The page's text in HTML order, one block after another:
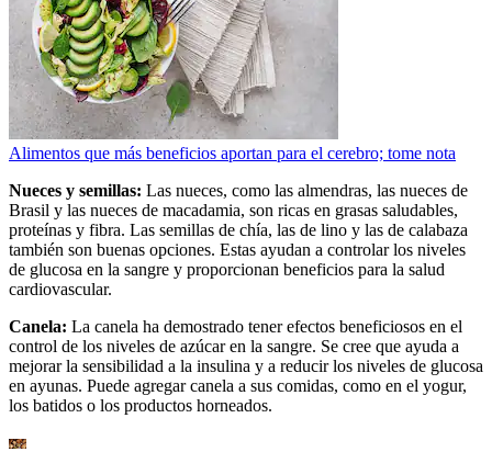
Alimentos que más beneficios aportan para el cerebro; tome nota
Nueces y semillas: Las nueces, como las almendras, las nueces de
Brasil y las nueces de macadamia, son ricas en grasas saludables,
proteínas y fibra. Las semillas de chía, las de lino y las de calabaza
también son buenas opciones. Estas ayudan a controlar los niveles
de glucosa en la sangre y proporcionan beneficios para la salud
cardiovascular.
Canela: La canela ha demostrado tener efectos beneficiosos en el
control de los niveles de azúcar en la sangre. Se cree que ayuda a
mejorar la sensibilidad a la insulina y a reducir los niveles de glucosa
en ayunas. Puede agregar canela a sus comidas, como en el yogur,
los batidos o los productos horneados.